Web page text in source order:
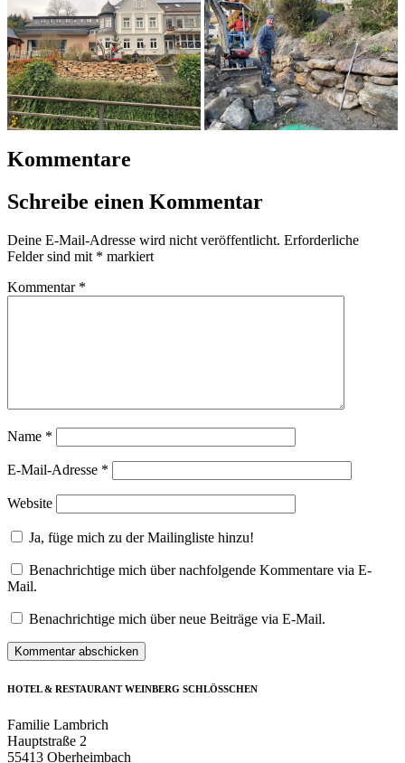
Kommentare
Schreibe einen Kommentar
Deine E-Mail-Adresse wird nicht veröffentlicht. Erforderliche
Felder sind mit * markiert
Kommentar *
Name *
E-Mail-Adresse *
Website
Ja, füge mich zu der Mailingliste hinzu!
Benachrichtige mich über nachfolgende Kommentare via E-
Mail.
Benachrichtige mich über neue Beiträge via E-Mail.
HOTEL & RESTAURANT WEINBERG SCHLÖSSCHEN
Familie Lambrich
Hauptstraße 2
55413 Oberheimbach